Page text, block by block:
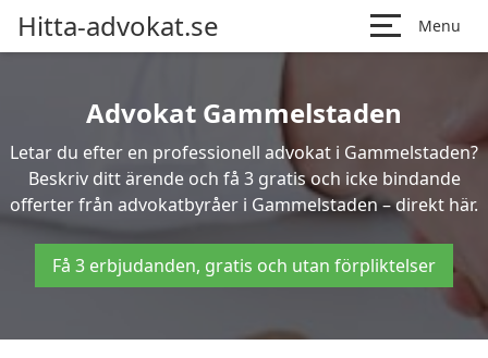
Hitta-advokat.se Menu
Advokat Gammelstaden
Letar du efter en professionell advokat i Gammelstaden?
Beskriv ditt ärende och få 3 gratis och icke bindande
offerter från advokatbyråer i Gammelstaden – direkt här.
Få 3 erbjudanden, gratis och utan förpliktelser